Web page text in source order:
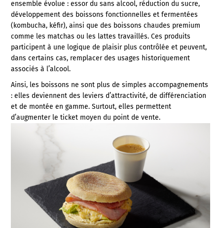
ensemble évolue : essor du sans alcool, réduction du sucre,
développement des boissons fonctionnelles et fermentées
(kombucha, kéfir), ainsi que des boissons chaudes premium
comme les matchas ou les lattes travaillés. Ces produits
participent à une logique de plaisir plus contrôlée et peuvent,
dans certains cas, remplacer des usages historiquement
associés à l’alcool.
Ainsi, les boissons ne sont plus de simples accompagnements
: elles deviennent des leviers d’attractivité, de différenciation
et de montée en gamme. Surtout, elles permettent
d’augmenter le ticket moyen du point de vente.